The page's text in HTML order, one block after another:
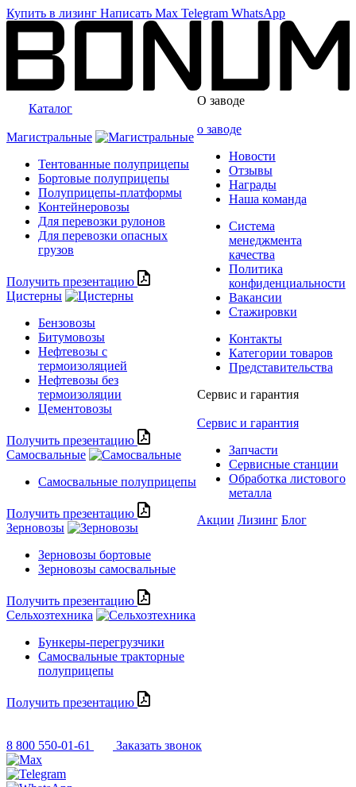
Купить в лизинг Написать Max Telegram WhatsApp
Каталог
Магистральные
Тентованные полуприцепы
Бортовые полуприцепы
Полуприцепы-платформы
Контейнеровозы
Для перевозки рулонов
Для перевозки опасных
грузов
Получить презентацию
Цистерны
Бензовозы
Битумовозы
Нефтевозы с
термоизоляцией
Нефтевозы без
термоизоляции
Цементовозы
Получить презентацию
Самосвальные
Самосвальные полуприцепы
Получить презентацию
Зерновозы
Зерновозы бортовые
Зерновозы самосвальные
Получить презентацию
Сельхозтехника
Бункеры-перегрузчики
Самосвальные тракторные
полуприцепы
Получить презентацию
О заводе
о заводе
Новости
Отзывы
Награды
Наша команда
Система
менеджмента
качества
Политика
конфиденциальности
Вакансии
Стажировки
Контакты
Категории товаров
Представительства
Сервис и гарантия
Сервис и гарантия
Запчасти
Сервисные станции
Обработка листового
металла
Акции Лизинг Блог
8 800 550-01-61 Заказать звонок